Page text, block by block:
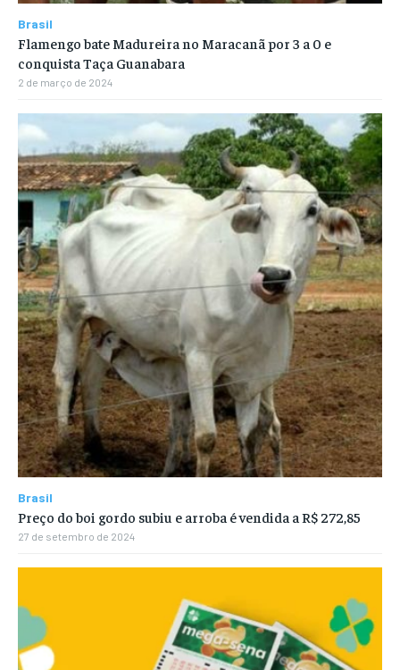
Brasil
Flamengo bate Madureira no Maracanã por 3 a 0 e
conquista Taça Guanabara
2 de março de 2024
Brasil
Preço do boi gordo subiu e arroba é vendida a R$ 272,85
27 de setembro de 2024